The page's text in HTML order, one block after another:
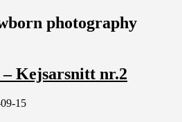
photography
– Kejsarsnitt nr.2
15